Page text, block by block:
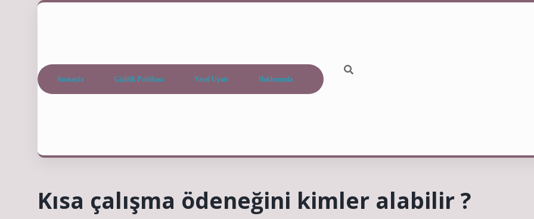
Anasayfa Gizlilik Politikası Yasal Uyarı Hakkımızda
Kısa çalışma ödeneğini kimler alabilir ?